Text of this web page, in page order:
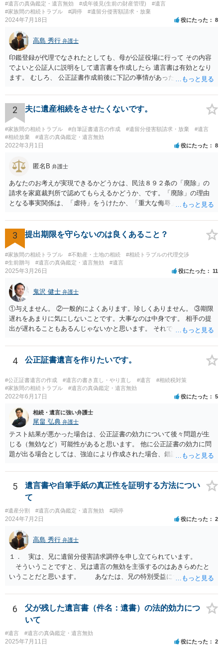
#遺言の真偽鑑定・遺言無効 #成年後見(生前の財産管理)
#遺言
#家族間の相続トラブル
#調停 #遺留分侵害額請求・放棄
2024年7月18日 役にたった 8
高島 秀行 弁護士
印鑑登録が代理でなされたとしても、母が公証役場に行って その内容
でよいと公証人に説明をして遺言書を作成したら 遺言書は有効となり
ます。 むしろ、 公正証書作成前後に下記の事情があったことが証明で
月に携帯が新しくなった母からの第一声は「ここにいたら殺される」
「面会に来てくれ」で、長男に聞くと「面会は出来ない。俺は携帯電
話の使い方を教える為に会っている」「母の話は聞かなくて良い」と
電話が切れました。その後の電話でも「食事に毒が入っている」「体
にチップが埋められている」等、おかしかったです。 当時の診療記
録、介護認定の資料、介護記録を取得して 弁護士に面談で相談された
2 夫に遺産相続をさせたくないです。
#家族間の相続トラブル #自筆証書遺言の作成 #遺留分侵害額請求・放棄
#遺言
#相続放棄
#遺言の真偽鑑定・遺言無効
2022年3月1日 役にたった 8
匿名B 弁護士
あなたのお考えが実現できるかどうかは、民法８９２条の「廃除」の
請求を家庭裁判所で認めてもらえるかどうか、です。「廃除」の理由
となる事実関係は、「虐待」をうけたか、「重大な侮辱」を受けた
「廃除」は遺言でも可能です（民法８９３条）。 弁護士に具体的な事
情を話して相談して、「廃除」が可能か、実際に法律相談を受けるこ
とをお勧めします。
3 提出期限を守らないのは良くあること？
#家族間の相続トラブル #不動産・土地の相続
#相続トラブルの代理交渉
#生前贈与
#遺言の真偽鑑定・遺言無効 #遺言
2025年3月26日 役にたった 11
鬼沢 健士 弁護士
①与えません。 ②一般的によくあります。珍しくありません。 ③期限
遅れをあまりに気にしないことです。大事なのは中身です。 相手の提
出が遅れることもあるんじゃないかと思います。 それでもあなた有利
4 公正証書遺言を作りたいです。
#公正証書遺言の作成 #遺言の書き直し・やり直し #遺言
#相続税対策
#家族間の相続トラブル
#遺言の真偽鑑定・遺言無効
2022年6月17日 役にたった 5
相続・遺言に強い弁護士
尾畠 弘典 弁護士
テスト結果が悪かった場合は、公正証書の効力について後々問題が生
じる（無効など）可能性があると思います。 他に公正証書の効力に問
題が出る場合としては、強迫により作成された場合、錯誤（勘違い）
すが、弁護士に作成を依頼する場合は、１０～数十万円程度になるケ
ースが多いと思います。 報酬体系は、弁護士ごとに異なりますので一
律の基準はありません。
5
遺言書や自筆手紙の真正性を証明する方法につい
て
#遺産分割 #遺言の真偽鑑定・遺言無効 #調停
2024年7月2日 役にたった 2
高島 秀行 弁護士
１． 実は、兄に遺留分侵害請求調停を申し立てられています。
そういうことですと、兄は遺言の無効を主張するのはあきらめたと
いうことだと思います。 あなたは、兄の特別受益について立証し
詳しい事情を話して相談された方がよいと思います。
6
父が残した遺言書（件名：遺書）の法的効力につ
いて
#遺言 #遺言の真偽鑑定・遺言無効
2025年7月11日 役にたった 2